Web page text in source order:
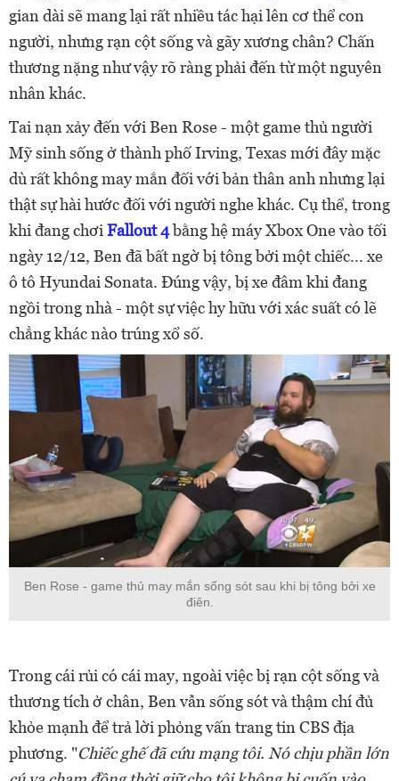
gian dài sẽ mang lại rất nhiều tác hại lên cơ thể con
người, nhưng rạn cột sống và gãy xương chân? Chấn
thương nặng như vậy rõ ràng phải đến từ một nguyên
nhân khác.
Tai nạn xảy đến với Ben Rose - một game thủ người
Mỹ sinh sống ở thành phố Irving, Texas mới đây mặc
dù rất không may mắn đối với bản thân anh nhưng lại
thật sự hài hước đối với người nghe khác. Cụ thể, trong
khi đang chơi Fallout 4bằng hệ máy Xbox One vào tối
ngày 12/12, Ben đã bất ngờ bị tông bởi một chiếc... xe
ô tô Hyundai Sonata. Đúng vậy, bị xe đâm khi đang
ngồi trong nhà - một sự việc hy hữu với xác suất có lẽ
chẳng khác nào trúng xổ số.
Ben Rose - game thủ may mắn sống sót sau khi bị tông bởi xe
điên.
Trong cái rủi có cái may, ngoài việc bị rạn cột sống và
thương tích ở chân, Ben vẫn sống sót và thậm chí đủ
khỏe mạnh để trả lời phỏng vấn trang tin CBS địa
phương. "Chiếc ghế đã cứu mạng tôi. Nó chịu phần lớn